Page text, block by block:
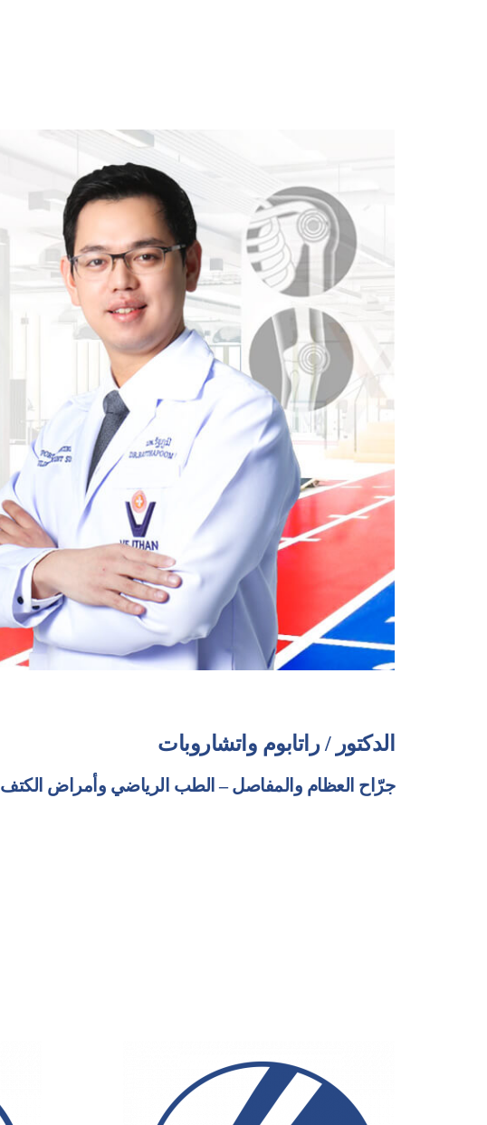
الدكتور / راتابوم واتشاروبات
جرّاح العظام والمفاصل – الطب الرياضي وأمراض الكتف